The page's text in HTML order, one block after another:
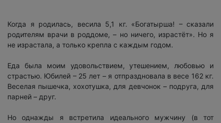
Когда я родилась, весила 5,1 кг. «Богатырша! – сказали
родителям врачи в роддоме, – но ничего, израстёт». Но я
не израстала, а только крепла с каждым годом.
Еда была моим удовольствием, утешением, любовью и
страстью. Юбилей – 25 лет – я отпраздновала в весе 162 кг.
Веселая пышечка, хохотушка, для девчонок – подруга, для
парней – друг.
Но однажды я встретила идеального мужчину (в тот